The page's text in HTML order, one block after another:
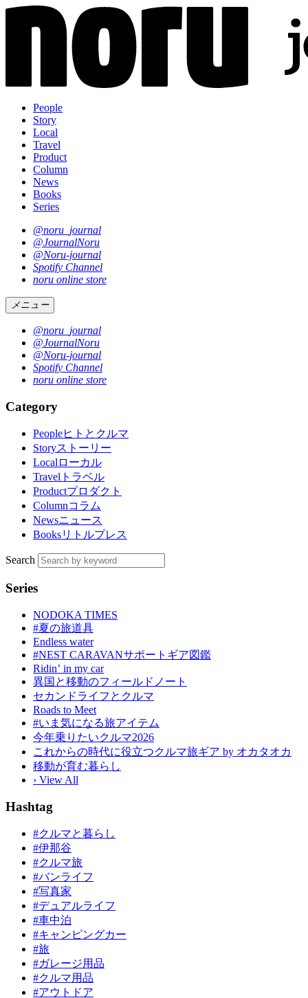
People
Story
Local
Travel
Product
Column
News
Books
Series
@noru_journal
@JournalNoru
@Noru-journal
Spotify Channel
noru online store
メニュー
@noru_journal
@JournalNoru
@Noru-journal
Spotify Channel
noru online store
Category
Peopleヒトとクルマ
Storyストーリー
Localローカル
Travel トラベル
Productプロダクト
Columnコラム
Newsニュース
Booksリトルプレス
Search
Series
NODOKA TIMES
#夏の旅道具
Endless water
#NEST CARAVANサポートギア図鑑
Ridinʼ in my car
異国と移動のフィールドノート
セカンドライフとクルマ
Roads to Meet
#いま気になる旅アイテム
今年乗りたいクルマ2026
これからの時代に役立つクルマ旅ギア by オカタオカ
移動が育む暮らし
› View All
Hashtag
#クルマと暮らし
#伊那谷
#クルマ旅
#バンライフ
#写真家
#デュアルライフ
#車中泊
#キャンピングカー
#旅
#ガレージ用品
#クルマ用品
#アウトドア